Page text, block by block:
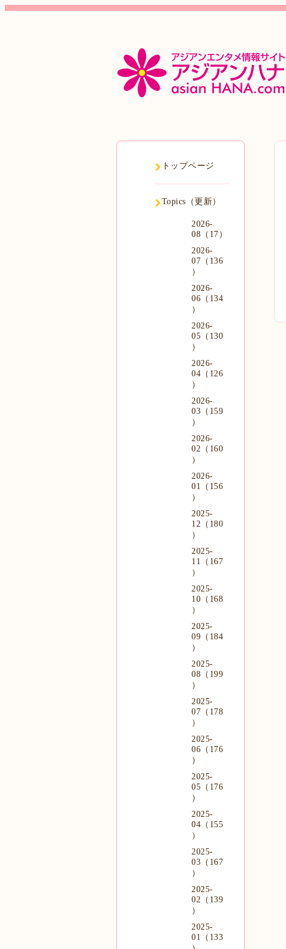
トップページ
Topics（更新）
2026-
08（17）
2026-
07（136
）
2026-
06（134
）
2026-
05（130
）
2026-
04（126
）
2026-
03（159
）
2026-
02（160
）
2026-
01（156
）
2025-
12（180
）
2025-
11（167
）
2025-
10（168
）
2025-
09（184
）
2025-
08（199
）
2025-
07（178
）
2025-
06（176
）
2025-
05（176
）
2025-
04（155
）
2025-
03（167
）
2025-
02（139
）
2025-
01（133